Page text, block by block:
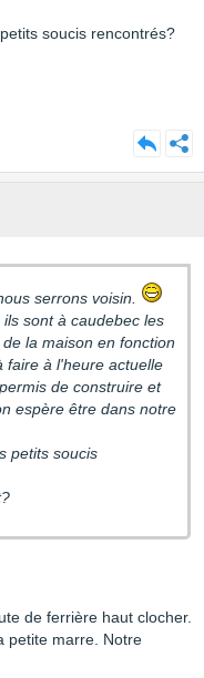
soucis rencontrés?
serrons voisin.
sont à caudebec les
la maison en fonction
faire à l'heure actuelle
de construire et
espère être dans notre
petits soucis
de ferrière haut clocher.
petite marre. Notre